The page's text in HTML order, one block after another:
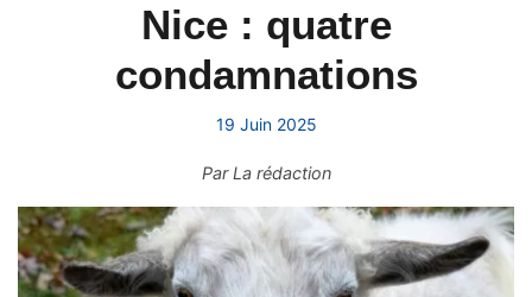
Nice : quatre
condamnations
19 Juin 2025
ParLa rédaction